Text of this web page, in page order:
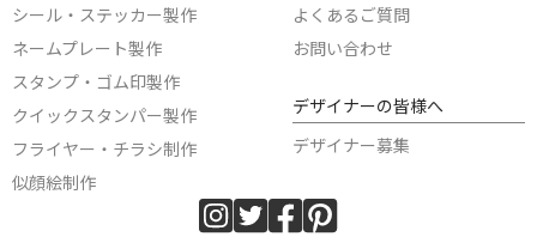
シール・ステッカー製作
ネームプレート製作
スタンプ・ゴム印製作
クイックスタンパー製作
フライヤー・チラシ制作
似顔絵制作
よくあるご質問
お問い合わせ
デザイナーの皆様へ
デザイナー募集